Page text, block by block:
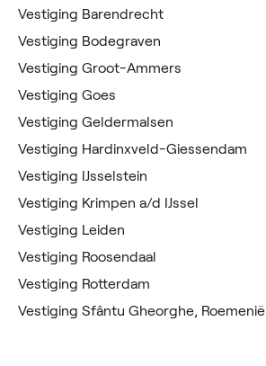
Vestiging Barendrecht
Vestiging Bodegraven
Vestiging Groot-Ammers
Vestiging Goes
Vestiging Geldermalsen
Vestiging Hardinxveld-Giessendam
Vestiging IJsselstein
Vestiging Krimpen a/d IJssel
Vestiging Leiden
Vestiging Roosendaal
Vestiging Rotterdam
Vestiging Sfântu Gheorghe, Roemenië